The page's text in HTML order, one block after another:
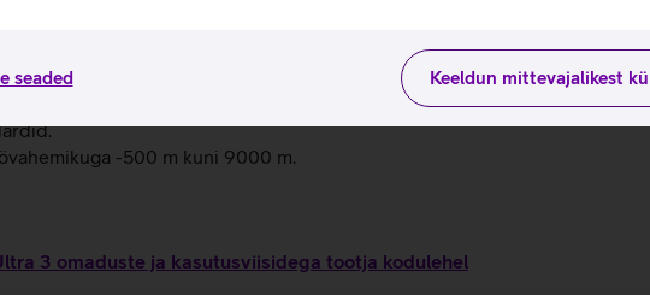
Keeldun mittevajalikest
seaded
kell sind turvaliselt ühenduses sisseehitatud satelliitside kaudu.
kukkumise ja avarii tuvastust ning lisaks sireeni, mida on kuulda kuni 180
kuni 42 tundi ning akusäästmise režiimil kuni 72 tundi.
on veekindel kuni 100 meetrit ning sobib harrastuslikuks sukeldumiseks
-500 m kuni 9000 m.
3 omaduste ja kasutusviisidega tootja kodulehel